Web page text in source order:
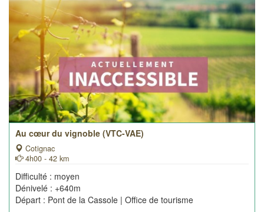
Au cœur du vignoble (VTC-VAE)
Cotignac
4h00 - 42 km
Difficulté : moyen
Dénivelé : +640m
Départ : Pont de la Cassole | Office de tourisme